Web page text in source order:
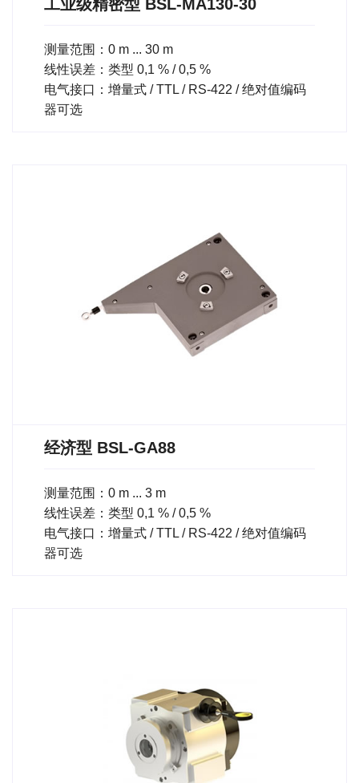
工业级精密型 BSL-MA130-30
测量范围：0 m ... 30 m
线性误差：类型 0,1 % / 0,5 %
电气接口：增量式 / TTL / RS-422 / 绝对值编码
器可选
经济型 BSL-GA88
测量范围：0 m ... 3 m
线性误差：类型 0,1 % / 0,5 %
电气接口：增量式 / TTL / RS-422 / 绝对值编码
器可选